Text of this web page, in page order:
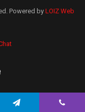
Powered by LOIZ Web
Hours
Chat